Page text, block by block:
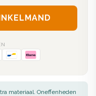
materiaal. Oneffenheden